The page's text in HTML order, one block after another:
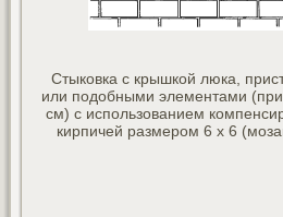
Стыковка с крышкой люка,
или подобными элементами
см) с использованием
кирпичей размером 6 x 6